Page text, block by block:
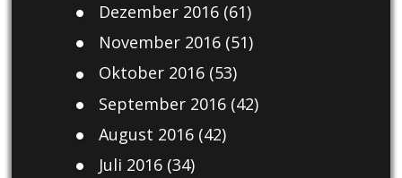
Dezember 2016(61)
November 2016(51)
Oktober 2016(53)
September 2016(42)
August 2016(42)
Juli 2016(34)